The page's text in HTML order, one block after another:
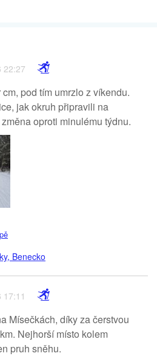
22:27
pod tím umrzlo z víkendu.
jak okruh připravili na
oproti minulému týdnu.
Benecko
17:11
Mísečkách, díky za čerstvou
Nejhorší místo kolem
pruh sněhu.